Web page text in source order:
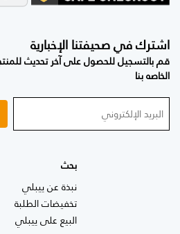
اشترك في صحيفتنا الإخبارية
قم بالتسجيل للحصول على آخر تحديث
الخاصه بنا
بحث
نبذة عن ييبلي
تخفيضات الطلبة
البيع على ييبلي